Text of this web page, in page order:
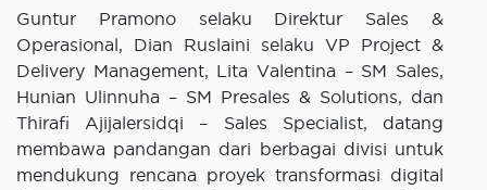
Guntur Pramono selaku Direktur Sales &
Operasional, Dian Ruslaini selaku VP Project &
Delivery Management, Lita Valentina – SM Sales,
Hunian Ulinnuha – SM Presales & Solutions, dan
Thirafi Ajijalersidqi – Sales Specialist, datang
membawa pandangan dari berbagai divisi untuk
mendukung rencana proyek transformasi digital